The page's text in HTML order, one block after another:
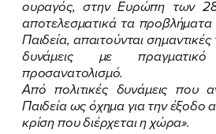
FB IN TW YT LN
ουραγός, στην Ευρώπη των
αποτελεσματικά τα προβλήματα
Παιδεία, απαιτούνται
δυνάμεις με πραγματικό
προσανατολισμό.
Από πολιτικές δυνάμεις που
Παιδεία ως όχημα για την έξοδο
κρίση που διέρχεται η χώρα».